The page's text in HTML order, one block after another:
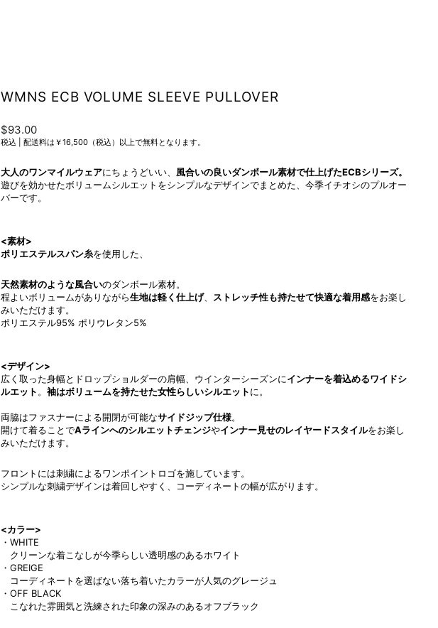
WMNS ECB VOLUME SLEEVE PULLOVER
Regular
price
$93.00
税込 | 配送料は￥16,500（税込）以上で無料となります。
大人のワンマイルウェアにちょうどいい、 風合いの良いダンボール素材で仕上げたECBシリーズ。
遊びを効かせたボリュームシルエットをシンプルなデザインでまとめた、今季イチオシのプルオー
バーです。
<素材>
ポリエステルスパン糸を使用した、
天然素材のような風合いのダンボール素材。
程よいボリュームがありながら生地は軽く仕上げ、 ストレッチ性も持たせて快適な着用感をお楽し
みいただけます。
ポリエステル95% ポリウレタン5%
<デザイン>
広く取った身幅とドロップショルダーの肩幅、ウインターシーズンにインナーを着込めるワイドシ
ルエット 。 袖はボリュームを持たせた女性らしいシルエットに。
両脇はファスナーによる開閉が可能なサイドジップ仕様。
開けて着ることでAラインへのシルエットチェンジやインナー見せのレイヤードスタイルをお楽し
みいただけます。
フロントには刺繍によるワンポイントロゴを施しています。
シンプルな刺繍デザインは着回しやすく、コーディネートの幅が広がります。
<カラー>
・WHITE
クリーンな着こなしが今季らしい透明感のあるホワイト
・GREIGE
コーディネートを選ばない落ち着いたカラーが人気のグレージュ
・OFF BLACK
こなれた雰囲気と洗練された印象の深みのあるオフブラック